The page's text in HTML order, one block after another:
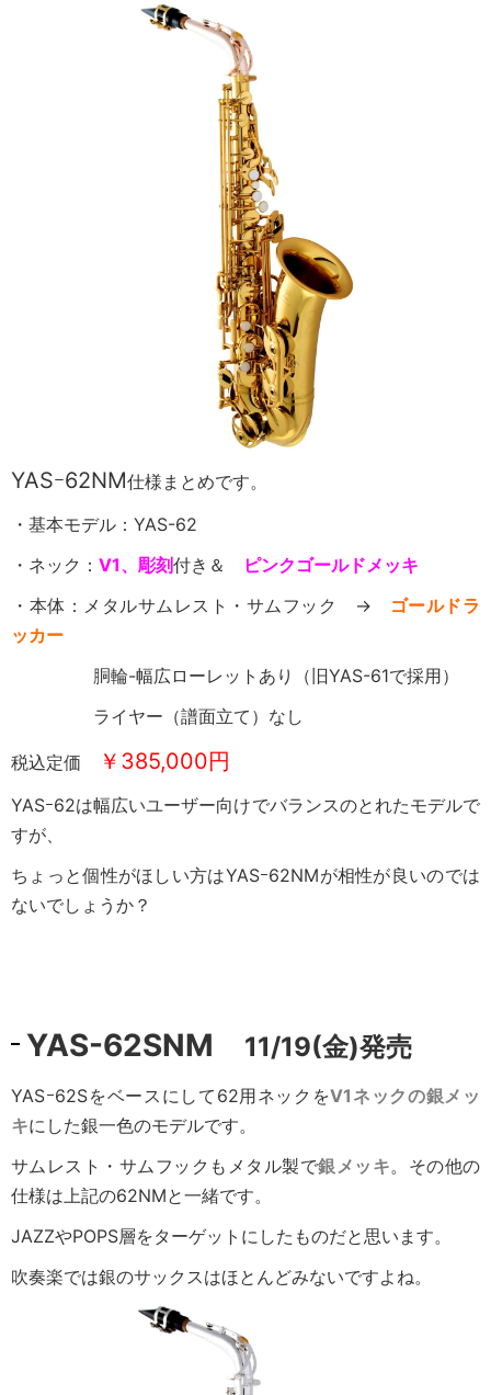
YASｰ62NM仕様まとめです。
・基本モデル：YAS-62
・ネック： V1、彫刻付き＆
ピンクゴールドメッキ
・本体：メタルサムレスト・サムフック →
ゴールドラ
ッカー
胴輪-幅広ローレットあり（旧YAS-61で採用）
ライヤー（譜面立て）なし
税込定価 ￥385,000円
YASｰ62は幅広いユーザー向けでバランスのとれたモデルで
すが、
ちょっと個性がほしい方はYASｰ62NMが相性が良いのでは
ないでしょうか？
YAS-62SNM 11/19(金)発売
YASｰ62Sをベースにして62用ネックをV1ネックの銀メッ
キにした銀一色のモデルです。
サムレスト・サムフックもメタル製で銀メッキ。 その他の
仕様は上記の62NMと一緒です。
JAZZやPOPS層をターゲットにしたものだと思います。
吹奏楽では銀のサックスはほとんどみないですよね。